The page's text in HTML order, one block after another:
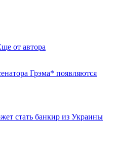
от автора
Грэма* появляются
стать банкир из Украины